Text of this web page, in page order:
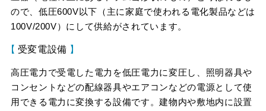
ので、低圧600V以下（主に家庭で使われる電化製品などは
100V/200V）にして供給がされています。
受変電設備
高圧電力で受電した電力を低圧電力に変圧し、照明器具や
コンセントなどの配線器具やエアコンなどの電源として使
用できる電力に変換する設備です。建物内や敷地内に設置